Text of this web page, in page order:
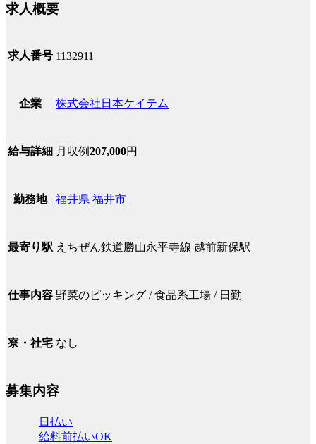
求人概要
求人番号 1132911
企業 株式会社日本ケイテム
給与詳細 月収例207,000円
勤務地 福井県 福井市
最寄り駅 えちぜん鉄道勝山永平寺線 越前新保駅
仕事内容 野菜のピッキング / 食品系工場 / 日勤
寮・社宅 なし
募集内容
日払い
給料前払いOK